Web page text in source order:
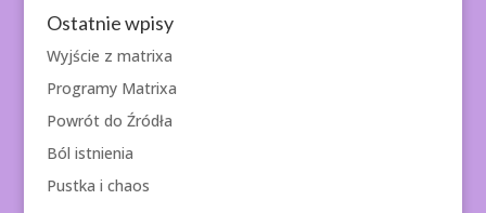
Ostatnie wpisy
Wyjście z matrixa
Programy Matrixa
Powrót do Źródła
Ból istnienia
Pustka i chaos